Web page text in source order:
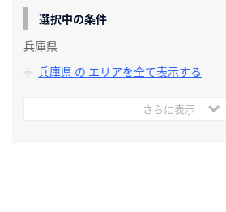
選択中の条件
兵庫県
兵庫県 の エリアを全て表示する
さらに表示